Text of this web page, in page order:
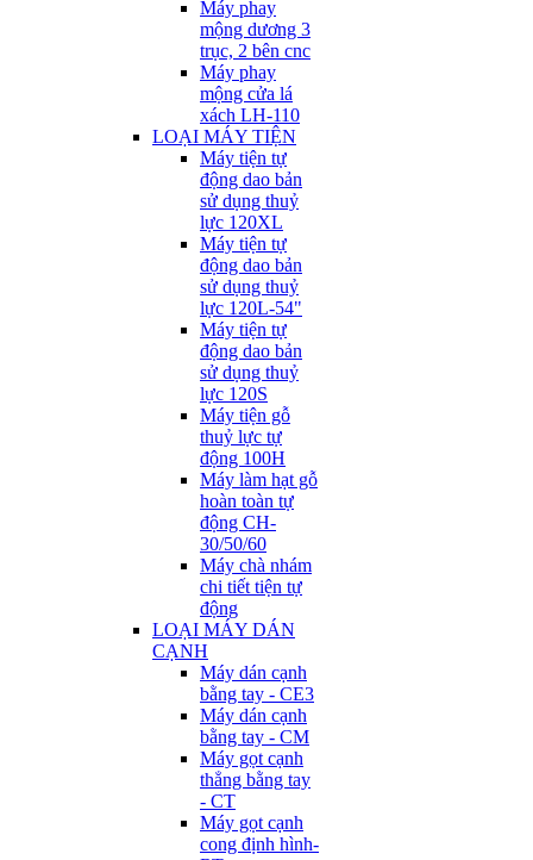
Máy phay
mộng dương 3
trục, 2 bên cnc
Máy phay
mộng cửa lá
xách LH-110
LOẠI MÁY TIỆN
Máy tiện tự
động dao bản
sử dụng thuỷ
lực 120XL
Máy tiện tự
động dao bản
sử dụng thuỷ
lực 120L-54"
Máy tiện tự
động dao bản
sử dụng thuỷ
lực 120S
Máy tiện gỗ
thuỷ lực tự
động 100H
Máy làm hạt gỗ
hoàn toàn tự
động CH-
30/50/60
Máy chà nhám
chi tiết tiện tự
động
LOẠI MÁY DÁN
CẠNH
Máy dán cạnh
bằng tay - CE3
Máy dán cạnh
bằng tay - CM
Máy gọt cạnh
thẳng bằng tay
- CT
Máy gọt cạnh
cong định hình-